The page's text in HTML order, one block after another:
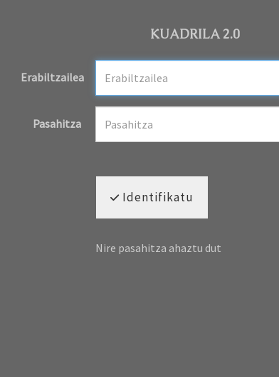
KUADRILA 2.0
Erabiltzailea
Pasahitza
Identifikatu
Nire pasahitza ahaztu dut